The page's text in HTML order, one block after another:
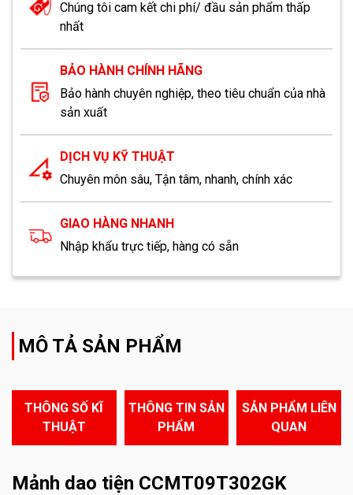
Chúng tôi cam kết chi phí/ đầu sản phẩm thấp
nhất
BẢO HÀNH CHÍNH HÃNG
Bảo hành chuyên nghiệp, theo tiêu chuẩn của nhà
sản xuất
DỊCH VỤ KỸ THUẬT
Chuyên môn sâu, Tận tâm, nhanh, chính xác
GIAO HÀNG NHANH
Nhập khẩu trực tiếp, hàng có sẵn
MÔ TẢ SẢN PHẨM
THÔNG SỐ KĨ
THUẬT
THÔNG TIN SẢN
PHẨM
SẢN PHẨM LIÊN
QUAN
Mảnh dao tiện CCMT09T302GK